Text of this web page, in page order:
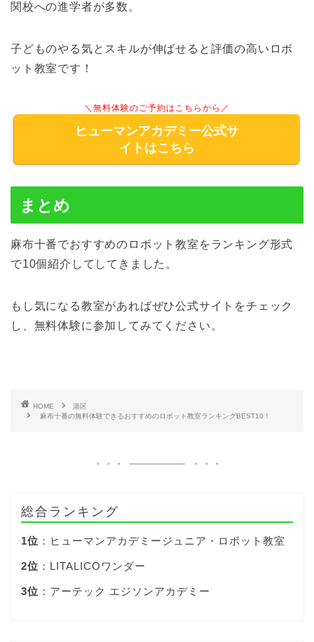
関校への進学者が多数。
子どものやる気とスキルが伸ばせると評価の高いロボ
ット教室です！
＼無料体験のご予約はこちらから／
ヒューマンアカデミー公式サ
イトはこちら
まとめ
麻布十番でおすすめのロボット教室をランキング形式
で10個紹介してしてきました。
もし気になる教室があればぜひ公式サイトをチェック
し、無料体験に参加してみてください。
HOME
港区
麻布十番の無料体験できるおすすめのロボット教室ランキングBEST10！
総合ランキング
1位 ：ヒューマンアカデミージュニア・ロボット教室
2位 ：LITALICOワンダー
3位 ：アーテック エジソンアカデミー